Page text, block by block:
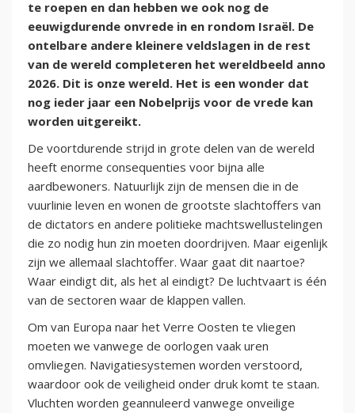
te roepen en dan hebben we ook nog de
eeuwigdurende onvrede in en rondom Israël. De
ontelbare andere kleinere veldslagen in de rest
van de wereld completeren het wereldbeeld anno
2026. Dit is onze wereld. Het is een wonder dat
nog ieder jaar een Nobelprijs voor de vrede kan
worden uitgereikt.
De voortdurende strijd in grote delen van de wereld
heeft enorme consequenties voor bijna alle
aardbewoners. Natuurlijk zijn de mensen die in de
vuurlinie leven en wonen de grootste slachtoffers van
de dictators en andere politieke machtswellustelingen
die zo nodig hun zin moeten doordrijven. Maar eigenlijk
zijn we allemaal slachtoffer. Waar gaat dit naartoe?
Waar eindigt dit, als het al eindigt? De luchtvaart is één
van de sectoren waar de klappen vallen.
Om van Europa naar het Verre Oosten te vliegen
moeten we vanwege de oorlogen vaak uren
omvliegen. Navigatiesystemen worden verstoord,
waardoor ook de veiligheid onder druk komt te staan.
Vluchten worden geannuleerd vanwege onveilige